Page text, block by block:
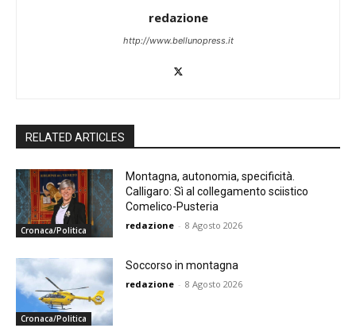
redazione
http://www.bellunopress.it
RELATED ARTICLES
Cronaca/Politica
Montagna, autonomia, specificità.
Calligaro: Sì al collegamento sciistico
Comelico-Pusteria
redazione - 8 Agosto 2026
Cronaca/Politica
Soccorso in montagna
redazione - 8 Agosto 2026